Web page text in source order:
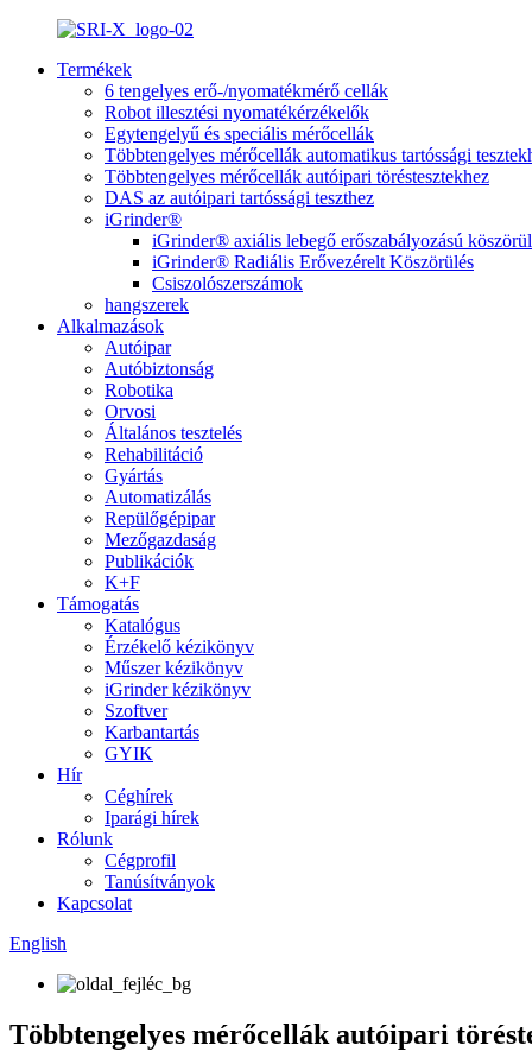
Termékek
6 tengelyes erő-/nyomatékmérő cellák
Robot illesztési nyomatékérzékelők
Egytengelyű és speciális mérőcellák
Többtengelyes mérőcellák automatikus tartóssági
Többtengelyes mérőcellák autóipari töréstesztekhez
DAS az autóipari tartóssági teszthez
iGrinder®
iGrinder® axiális lebegő erőszabályozású
iGrinder® Radiális Erővezérelt Köszörülés
Csiszolószerszámok
hangszerek
Alkalmazások
Autóipar
Autóbiztonság
Robotika
Orvosi
Általános tesztelés
Rehabilitáció
Gyártás
Automatizálás
Repülőgépipar
Mezőgazdaság
Publikációk
K+F
Támogatás
Katalógus
Érzékelő kézikönyv
Műszer kézikönyv
iGrinder kézikönyv
Szoftver
Karbantartás
GYIK
Hír
Céghírek
Iparági hírek
Rólunk
Cégprofil
Tanúsítványok
Kapcsolat
English
Többtengelyes mérőcellák autóipari